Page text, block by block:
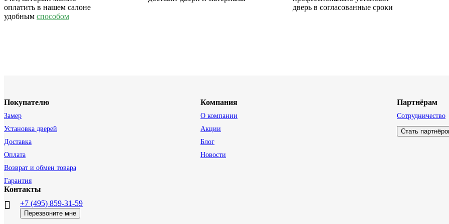
оплатить в нашем салоне
удобным способом
дверь в согласованные сроки
Покупателю
Замер
Установка дверей
Доставка
Оплата
Возврат и обмен товара
Гарантия
Компания
О компании
Акции
Блог
Новости
Партнёрам
Сотрудничество
Стать
Контакты
+7 (495) 859-31-59
Перезвоните мне